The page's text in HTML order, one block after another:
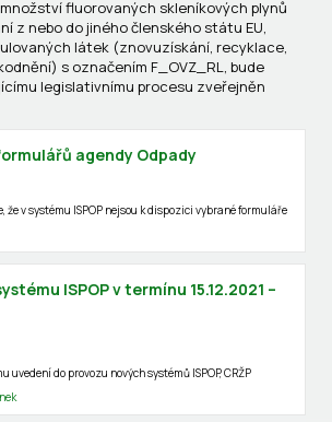
fluorovaných skleníkových plynů
z nebo do jiného členského státu EU,
látek (znovuzískání, recyklace,
s označením F_OVZ_RL, bude
legislativnímu procesu zveřejněn
agendy Odpady
že v systému ISPOP nejsou k dispozici vybrané formuláře
ISPOP v termínu 15.12.2021 –
uvedení do provozu nových systémů ISPOP, CRŽP